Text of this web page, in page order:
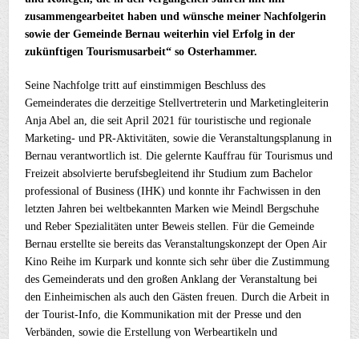
zusammengearbeitet haben und wünsche meiner Nachfolgerin
sowie der Gemeinde Bernau weiterhin viel Erfolg in der
zukünftigen Tourismusarbeit“ so Osterhammer.
Seine Nachfolge tritt auf einstimmigen Beschluss des
Gemeinderates die derzeitige Stellvertreterin und Marketingleiterin
Anja Abel an, die seit April 2021 für touristische und regionale
Marketing- und PR-Aktivitäten, sowie die Veranstaltungsplanung in
Bernau verantwortlich ist. Die gelernte Kauffrau für Tourismus und
Freizeit absolvierte berufsbegleitend ihr Studium zum Bachelor
professional of Business (IHK) und konnte ihr Fachwissen in den
letzten Jahren bei weltbekannten Marken wie Meindl Bergschuhe
und Reber Spezialitäten unter Beweis stellen. Für die Gemeinde
Bernau erstellte sie bereits das Veranstaltungskonzept der Open Air
Kino Reihe im Kurpark und konnte sich sehr über die Zustimmung
des Gemeinderats und den großen Anklang der Veranstaltung bei
den Einheimischen als auch den Gästen freuen. Durch die Arbeit in
der Tourist-Info, die Kommunikation mit der Presse und den
Verbänden, sowie die Erstellung von Werbeartikeln und